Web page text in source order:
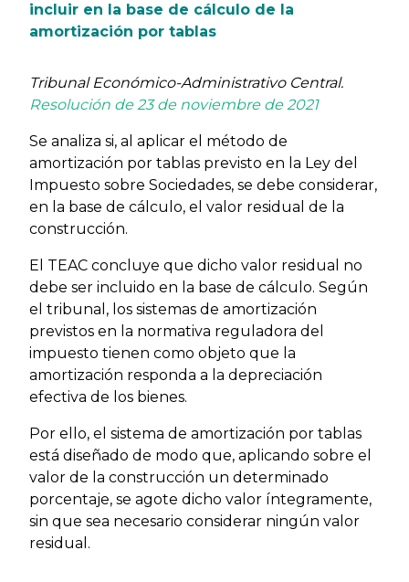
incluir en la base de cálculo de la
amortización por tablas
Tribunal Económico-Administrativo Central.
Resolución de 23 de noviembre de 2021
Se analiza si, al aplicar el método de
amortización por tablas previsto en la Ley del
Impuesto sobre Sociedades, se debe considerar,
en la base de cálculo, el valor residual de la
construcción.
El TEAC concluye que dicho valor residual no
debe ser incluido en la base de cálculo. Según
el tribunal, los sistemas de amortización
previstos en la normativa reguladora del
impuesto tienen como objeto que la
amortización responda a la depreciación
efectiva de los bienes.
Por ello, el sistema de amortización por tablas
está diseñado de modo que, aplicando sobre el
valor de la construcción un determinado
porcentaje, se agote dicho valor íntegramente,
sin que sea necesario considerar ningún valor
residual.